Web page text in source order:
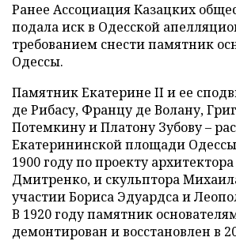
Ранее Ассоциация Казацких
подала иск в Одесской
требованием снести памятник
Одессы.
Памятник Екатерине II и ее
де Рибасу, Францу де Волану,
Потемкину и Платону Зубову –
Екатерининской площади
1900 году по проекту
Дмитренко, и скульптора
участии Бориса Эдуардса и
В 1920 году памятник
демонтирован и восстановлен в